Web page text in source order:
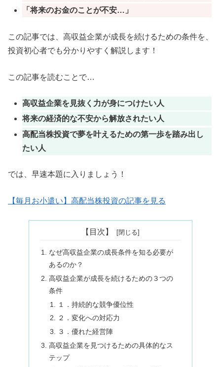
「将来のお金のことが不安…」
この記事では、高収益企業が成長を続けるための条件を、
投資初心者でも分かりやすく解説します！
この記事を読むことで…
高収益企業を見抜く力が身につけたい人
将来の経済的な不安から解放されたい人
高配当株投資で夢を叶えるための第一歩を踏み出し
たい人
では、早速本題に入りましょう！
【毎月お小遣い】高配当株投資の記事を見る
【目次】
なぜ高収益企業の成長条件を知る必要が
あるのか？
高収益企業が成長を続けるための３つの
条件
１．持続的な競争優位性
２．変化への対応力
３．優れた経営陣
高収益企業を見つけるための具体的なス
テップ